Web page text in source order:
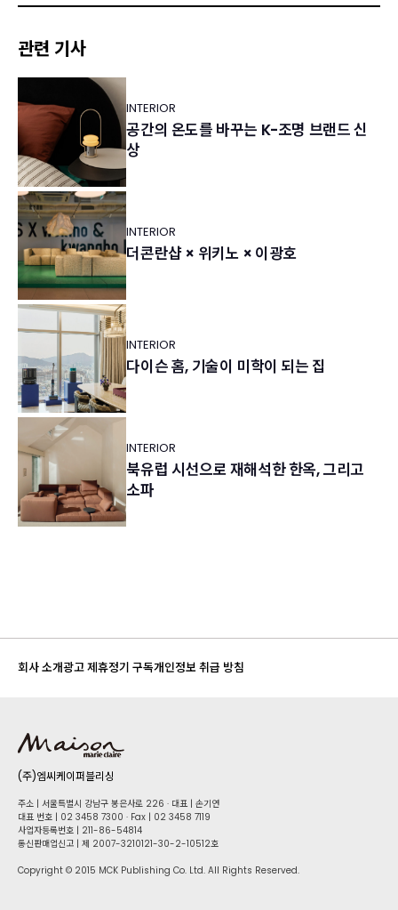
관련 기사
INTERIOR
공간의 온도를 바꾸는 K-조명 브랜드 신
상
INTERIOR
더콘란샵 × 위키노 × 이광호
INTERIOR
다이슨 홈, 기술이 미학이 되는 집
INTERIOR
북유럽 시선으로 재해석한 한옥, 그리고
소파
회사 소개광고 제휴정기 구독개인정보 취급 방침
(주)엠씨케이퍼블리싱
주소 | 서울특별시 강남구 봉은사로 226 · 대표 | 손기연
대표 번호 | 02 34​58 7300 · Fax | 02 34​58 7119
사업자등록번호 | 211-86-5​4814
통신판매업신고 | 제 2007-3210121-30-2-10512호
Copyright © 2015 MCK Publishing Co. Ltd. All Rights Reserved.